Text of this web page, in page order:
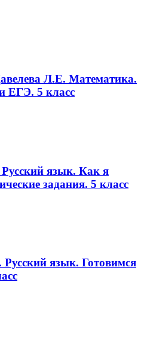
Л.Е. Математика.
ЕГЭ. 5 класс
язык. Как я
задания. 5 класс
язык. Готовимся